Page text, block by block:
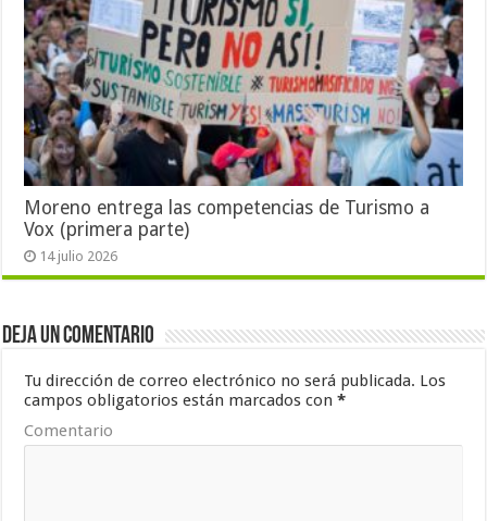
Moreno entrega las competencias de Turismo a
Vox (primera parte)
14 julio 2026
Deja un comentario
Tu dirección de correo electrónico no será publicada. Los
campos obligatorios están marcados con*
Comentario